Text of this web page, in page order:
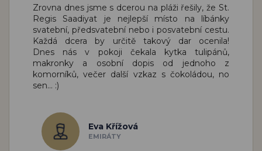
Zrovna dnes jsme s dcerou na pláži řešily, že St.
Regis Saadiyat je nejlepší místo na líbánky
svatební, předsvatební nebo i posvatební cestu.
Každá dcera by určitě takový dar ocenila!
Dnes nás v pokoji čekala kytka tulipánů,
makronky a osobní dopis od jednoho z
komorníků, večer další vzkaz s čokoládou, no
sen... :)
Eva Křížová
EMIRÁTY